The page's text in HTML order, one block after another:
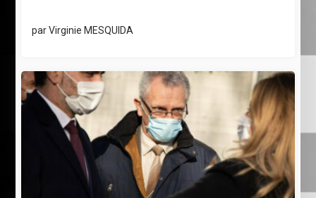
parVirginie MESQUIDA